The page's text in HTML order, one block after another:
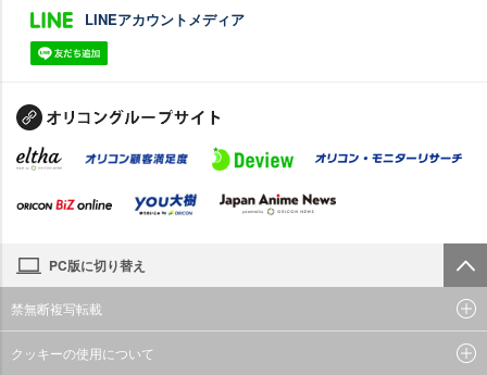
LINEアカウントメディア
PC版に切り替え
禁無断複写転載
クッキーの使用について